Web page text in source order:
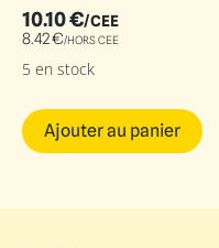
10.10€/CEE
8.42€/HORS CEE
5 en stock
Ajouter au panier